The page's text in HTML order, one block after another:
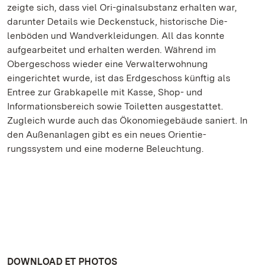
zeigte sich, dass viel Ori-ginalsubstanz erhalten war,
darunter Details wie Deckenstuck, historische Die-
lenböden und Wandverkleidungen. All das konnte
aufgearbeitet und erhalten werden. Während im
Obergeschoss wieder eine Verwalterwohnung
eingerichtet wurde, ist das Erdgeschoss künftig als
Entree zur Grabkapelle mit Kasse, Shop- und
Informationsbereich sowie Toiletten ausgestattet.
Zugleich wurde auch das Ökonomiegebäude saniert. In
den Außenanlagen gibt es ein neues Orientie-
rungssystem und eine moderne Beleuchtung.
DOWNLOAD ET PHOTOS